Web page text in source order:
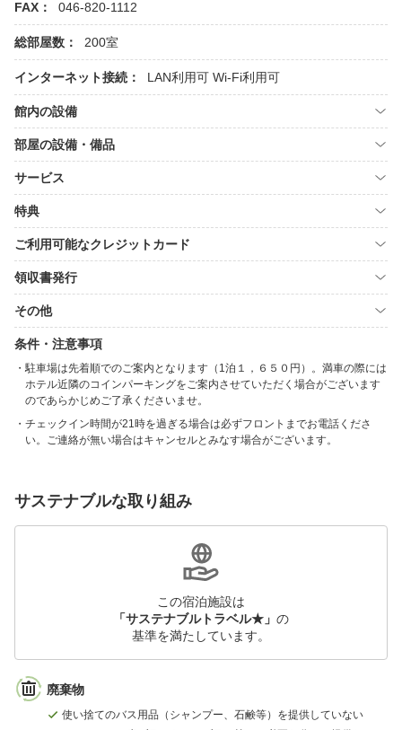
FAX： 046-820-1112
総部屋数： 200室
インターネット接続： LAN利用可 Wi-Fi利用可
館内の設備
部屋の設備・備品
サービス
特典
ご利用可能なクレジットカード
領収書発行
その他
条件・注意事項
駐車場は先着順でのご案内となります（1泊１，６５０円）。満車の際には
ホテル近隣のコインパーキングをご案内させていただく場合がございます
のであらかじめご了承くださいませ。
チェックイン時間が21時を過ぎる場合は必ずフロントまでお電話くださ
い。ご連絡が無い場合はキャンセルとみなす場合がございます。
サステナブルな取り組み
この宿泊施設は
「サステナブルトラベル★」 の
基準を満たしています。
廃棄物
使い捨てのバス用品（シャンプー、石鹸等）を提供していない